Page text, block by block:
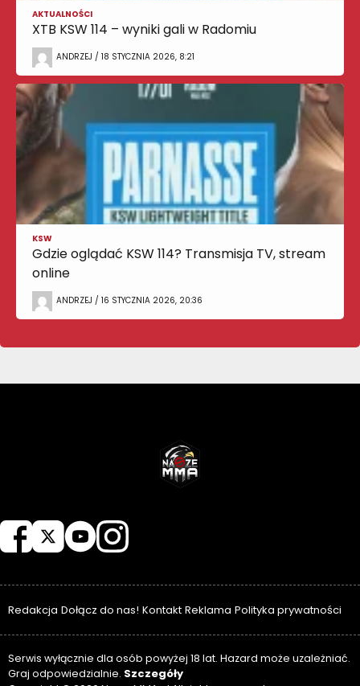
AKTUALNOŚCI
XTB KSW 114 – wyniki gali w Radomiu
ANDRZEJ / 18 STYCZNIA 2026, 8:21
KSW
Gdzie oglądać KSW 114? Transmisja TV, stream
online
ANDRZEJ / 16 STYCZNIA 2026, 20:36
Redakcja Dołącz do nas! Kontakt Reklama Polityka prywatności
Serwis wyłącznie dla osób powyżej 18 lat. Hazard może uzależniać.
Graj odpowiedzialnie. Szczegóły